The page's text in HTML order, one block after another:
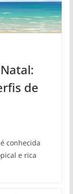
de
conhecida
e rica